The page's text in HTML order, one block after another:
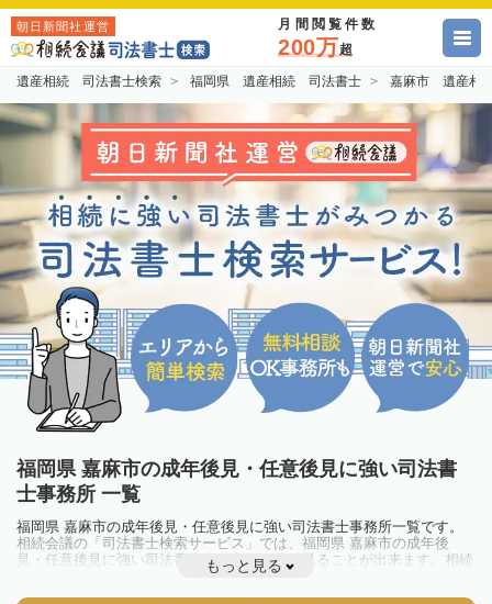
朝日新聞社運営 月間閲覧件数
200万超
遺産相続 司法書士検索 福岡県 遺産相続 司法書士 嘉麻市 遺産相
福岡県 嘉麻市の成年後見・任意後見に強い司法書
士事務所 一覧
福岡県 嘉麻市の成年後見・任意後見に強い司法書士事務所一覧です。
相続会議の「司法書士検索サービス」では、福岡県 嘉麻市の成年後
見・任意後見に強い司法書士事務所を一覧で見ることが出来ます。相続
のトラブルやお悩みを抱えている方は一度近隣の司法書士に相談してみ
もっと見る